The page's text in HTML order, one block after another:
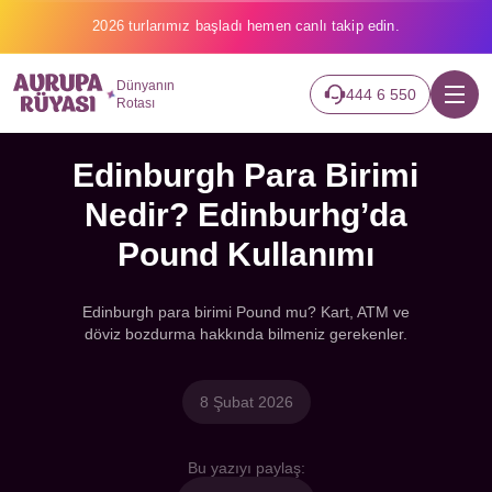
2026 turlarımız başladı hemen canlı takip edin.
Dünyanın
Rotası
444 6 550
Edinburgh Para Birimi
Nedir? Edinburhg’da
Pound Kullanımı
Edinburgh para birimi Pound mu? Kart, ATM ve
döviz bozdurma hakkında bilmeniz gerekenler.
8 Şubat 2026
Bu yazıyı paylaş: